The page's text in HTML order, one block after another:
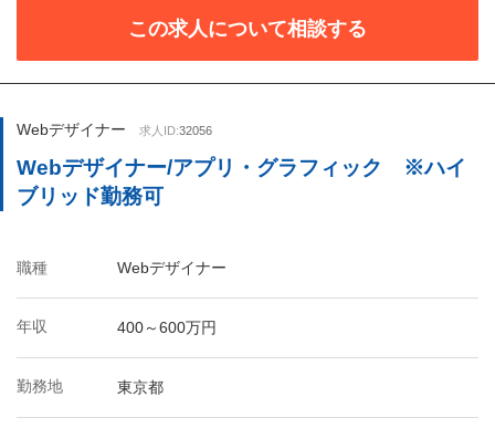
この求人について相談する
Webデザイナー 求人ID:32056
Webデザイナー/アプリ・グラフィック ※ハイ
ブリッド勤務可
職種 Webデザイナー
年収 400～600万円
勤務地 東京都